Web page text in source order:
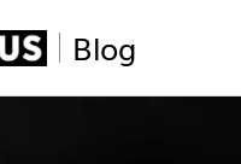
Blog